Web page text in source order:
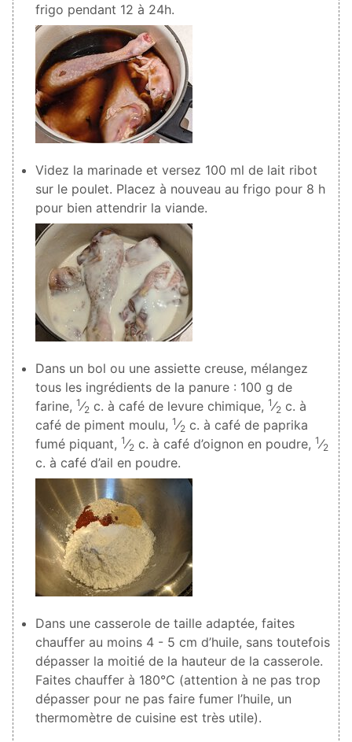
frigo pendant 12 à 24h.
Videz la marinade et versez 100 ml de lait ribot
sur le poulet. Placez à nouveau au frigo pour 8 h
pour bien attendrir la viande.
Dans un bol ou une assiette creuse, mélangez
tous les ingrédients de la panure : 100 g de
farine, 1⁄2 c. à café de levure chimique, 1⁄2 c. à
café de piment moulu, 1⁄2 c. à café de paprika
fumé piquant, 1⁄2 c. à café d’oignon en poudre, 1⁄2
c. à café d’ail en poudre.
Dans une casserole de taille adaptée, faites
chauffer au moins 4 - 5 cm d’huile, sans toutefois
dépasser la moitié de la hauteur de la casserole.
Faites chauffer à 180°C (attention à ne pas trop
dépasser pour ne pas faire fumer l’huile, un
thermomètre de cuisine est très utile).